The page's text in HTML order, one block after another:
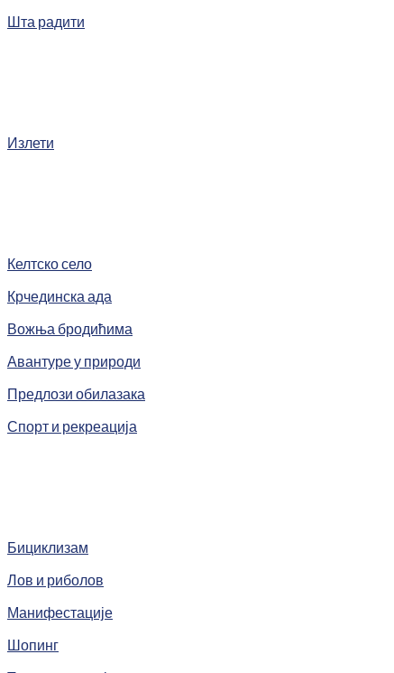
Шта радити
Излети
Келтско село
Крчединска ада
Вожња бродићима
Авантуре у природи
Предлози обилазака
Спорт и рекреација
Бициклизам
Лов и риболов
Манифестације
Шопинг